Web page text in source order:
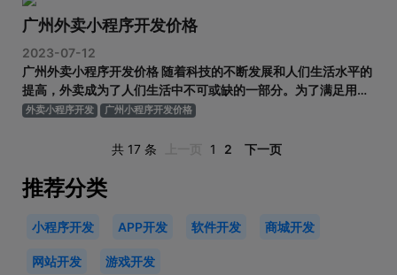
程序开发的参考价格是
广州外卖小程序开发价格
2023-07-12
广州外卖小程序开发价格 随着科技的不断发展和人们生活水平的
提高，外卖成为了人们生活中不可或缺的一部分。为了满足用户
的需求，越来越多的餐饮企业开始开发自己的外卖小程序。在广
注焦点。本文将探讨广州外卖小程序开发价格的因素以及如何选
外卖小程序开发 广州小程序开发价格
共 17 条 1 2 下一页
推荐分类
小程序开发 APP开发 软件开发 商城开发
网站开发 游戏开发